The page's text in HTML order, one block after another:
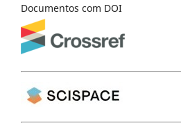
Documentos com DOI